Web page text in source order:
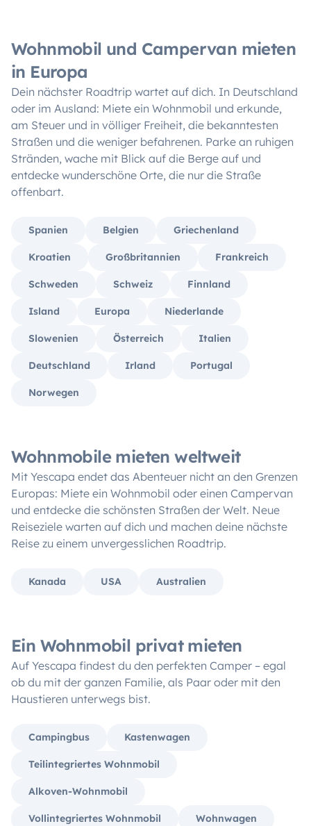
Wohnmobil und Campervan mieten
in Europa
Dein nächster Roadtrip wartet auf dich. In Deutschland
oder im Ausland: Miete ein Wohnmobil und erkunde,
am Steuer und in völliger Freiheit, die bekanntesten
Straßen und die weniger befahrenen. Parke an ruhigen
Stränden, wache mit Blick auf die Berge auf und
entdecke wunderschöne Orte, die nur die Straße
offenbart.
Spanien Belgien Griechenland
Kroatien Großbritannien Frankreich
Schweden Schweiz Finnland
Island Europa Niederlande
Slowenien Österreich Italien
Deutschland Irland Portugal
Norwegen
Wohnmobile mieten weltweit
Mit Yescapa endet das Abenteuer nicht an den Grenzen
Europas: Miete ein Wohnmobil oder einen Campervan
und entdecke die schönsten Straßen der Welt. Neue
Reiseziele warten auf dich und machen deine nächste
Reise zu einem unvergesslichen Roadtrip.
Kanada USA Australien
Ein Wohnmobil privat mieten
Auf Yescapa findest du den perfekten Camper – egal
ob du mit der ganzen Familie, als Paar oder mit den
Haustieren unterwegs bist.
Campingbus Kastenwagen
Teilintegriertes Wohnmobil
Alkoven-Wohnmobil
Vollintegriertes Wohnmobil Wohnwagen